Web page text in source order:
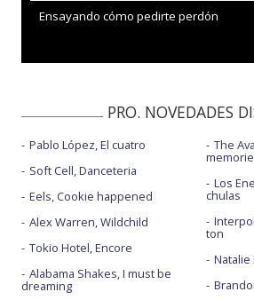
Ensayando cómo pedirte perdón
PRO. NOVEDADES
Pablo López, El cuatro
Soft Cell, Danceteria
Eels, Cookie happened
Alex Warren, Wildchild
Tokio Hotel, Encore
Alabama Shakes, I must be
dreaming
The
Los
chulas
ton
Natalie